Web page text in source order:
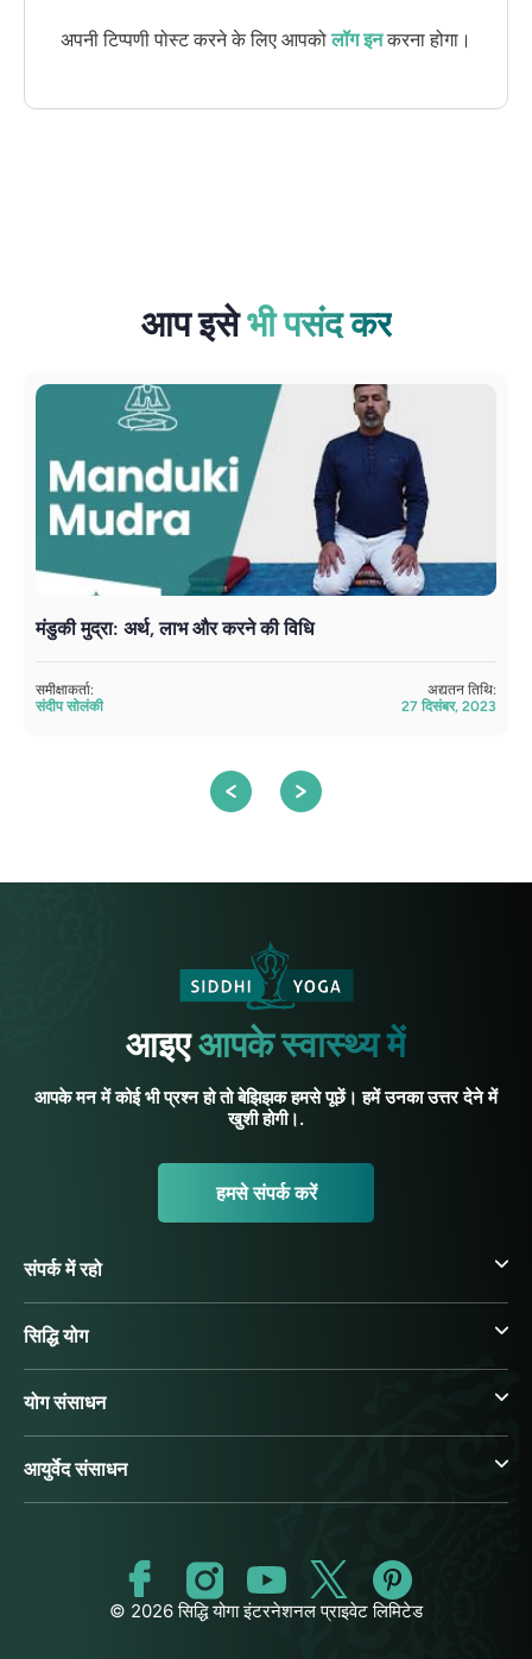
अपनी टिप्पणी पोस्ट करने के लिए आपकोलॉग इनकरना होगा।
आप इसेभी पसंद कर
मंडुकी मुद्रा: अर्थ, लाभ और करने की विधि
समीक्षाकर्ता:
संदीप सोलंकी
अद्यतन तिथि:
27 दिसंबर, 2023
आइएआपके स्वास्थ्य में
आपके मन में कोई भी प्रश्न हो तो बेझिझक हमसे पूछें। हमें उनका उत्तर देने में
खुशी होगी।.
हमसे संपर्क करें
संपर्क में रहो
सिद्धि योग
योग संसाधन
आयुर्वेद संसाधन
© 2026 सिद्धि योगा इंटरनेशनल प्राइवेट लिमिटेड